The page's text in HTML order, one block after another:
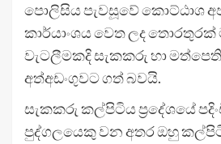
පොලිසිය පැවසූවේ කොට්ඨාශ
කාර්යාංශය වෙත ලද
වැටලීමකදි සැකකරු හා
අත්අඩංගුවට ගත් බවයි.
සැකකරු කල්පිටිය ප්‍රදේශයේ
පුද්ගලයෙකු වන අතර ඔහු